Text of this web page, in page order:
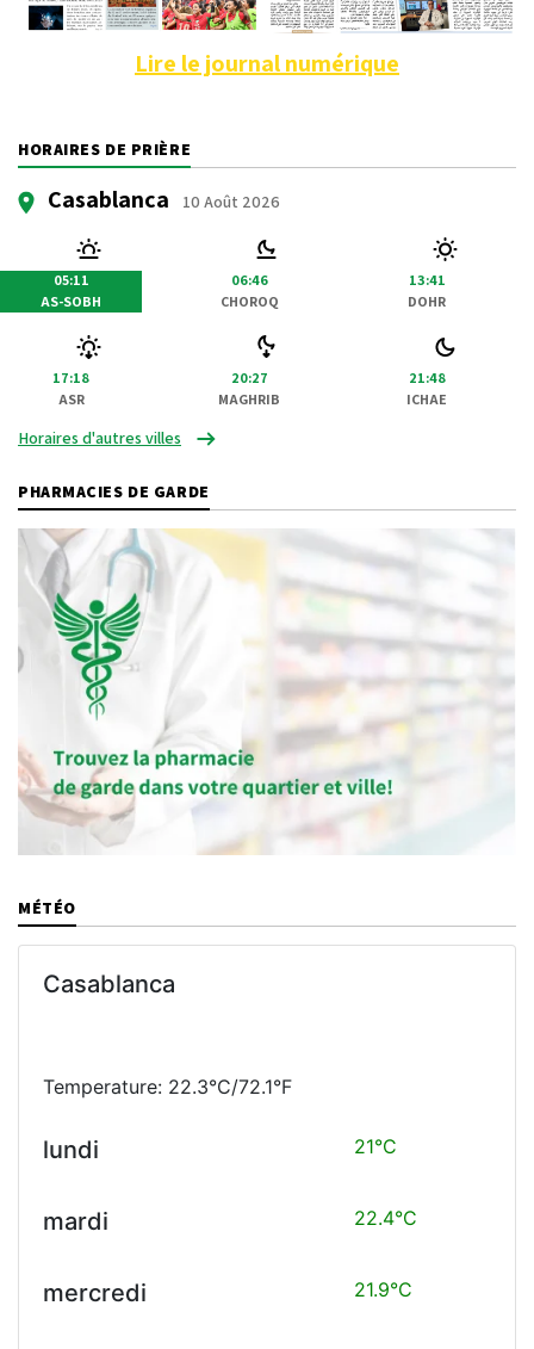
Lire le journal numérique
HORAIRES DE PRIÈRE
Casablanca 10 Août 2026
05:11
AS-SOBH
06:46
CHOROQ
13:41
DOHR
17:18
ASR
20:27
MAGHRIB
21:48
ICHAE
Horaires d'autres villes
PHARMACIES DE GARDE
MÉTÉO
Casablanca
Temperature: 22.3°C/72.1°F
lundi 21°C
mardi 22.4°C
mercredi 21.9°C